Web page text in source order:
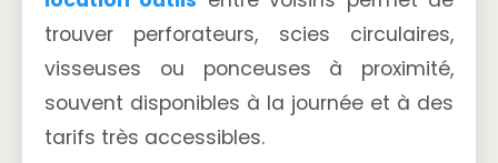
trouver perforateurs, scies circulaires,
visseuses ou ponceuses à proximité,
souvent disponibles à la journée et à des
tarifs très accessibles.